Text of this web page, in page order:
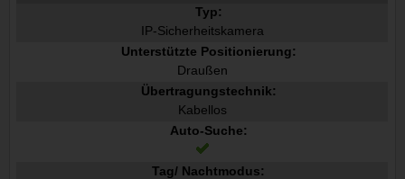
Typ:
IP-Sicherheitskamera
Unterstützte Positionierung:
Draußen
Übertragungstechnik:
Kabellos
Auto-Suche:
Tag/ Nachtmodus: